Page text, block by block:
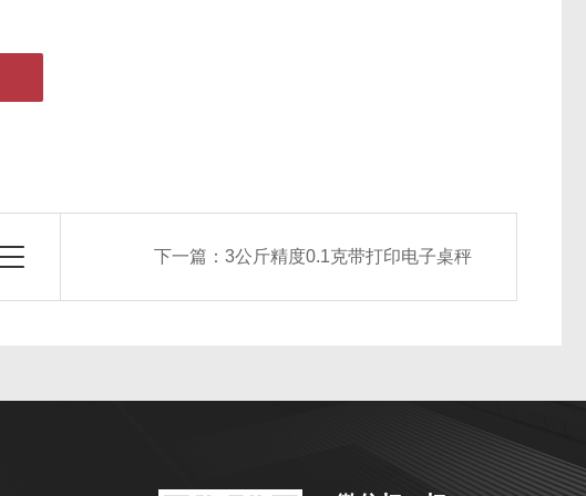
下一篇： 3公斤精度0.1克带打印电子桌秤